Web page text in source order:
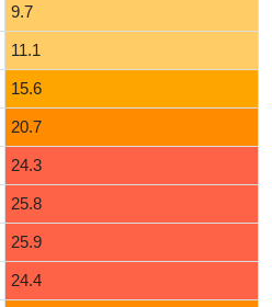
9.7
11.1
15.6
20.7
24.3
25.8
25.9
24.4